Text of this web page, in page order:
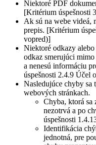
Niektoré PDF
[Kritérium úspešnosti
Ak sú na webe videá,
prepis. [Kritérium
vopred)]
Niektoré odkazy
odkaz smerujúci
a nenesú informáciu
úspešnosti 2.4.9 Účel
Nasledujúce chyby
webových stránkach.
Chyba, ktorá sa
nezotrvá a po
úspešnosti
Identifikácia
jednotná, pre